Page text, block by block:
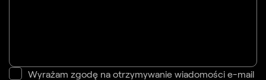
Wyrażam zgodę na otrzymywanie wiadomości e-mail